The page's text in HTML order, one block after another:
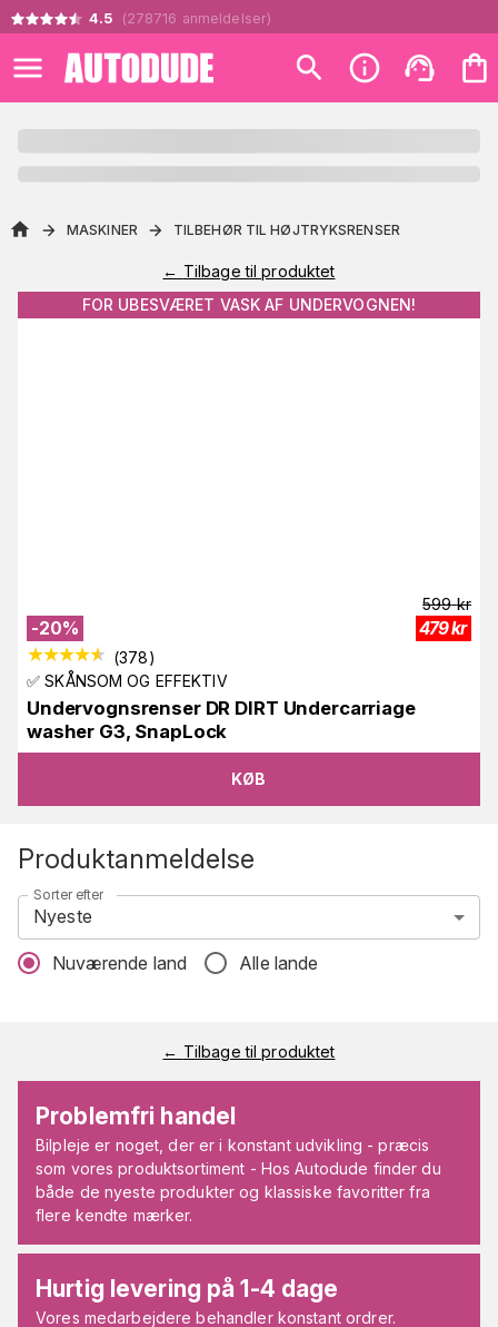
4.5 (278716 anmeldelser)
MASKINER TILBEHØR TIL HØJTRYKSRENSER
← Tilbage til produktet
FOR UBESVÆRET VASK AF UNDERVOGNEN!
-20%
599 kr
479kr
(378)
✅ SKÅNSOM OG EFFEKTIV
Undervognsrenser DR DIRT Undercarriage
washer G3, SnapLock
KØB
Produktanmeldelse
Sorter efter
Nyeste
Nuværende land Alle lande
← Tilbage til produktet
Problemfri handel
Bilpleje er noget, der er i konstant udvikling - præcis
som vores produktsortiment - Hos Autodude finder du
både de nyeste produkter og klassiske favoritter fra
flere kendte mærker.
Hurtig levering på 1-4 dage
Vores medarbejdere behandler konstant ordrer.